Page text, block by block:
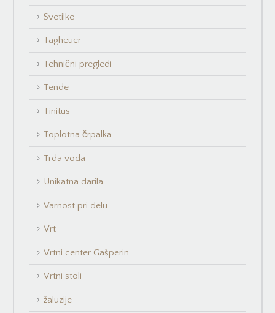
Svetilke
Tagheuer
Tehnični pregledi
Tende
Tinitus
Toplotna črpalka
Trda voda
Unikatna darila
Varnost pri delu
Vrt
Vrtni center Gašperin
Vrtni stoli
žaluzije